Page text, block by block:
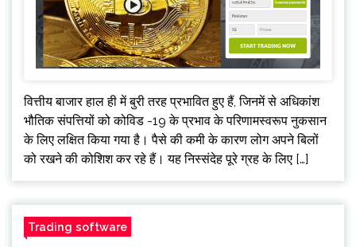
वित्तीय बाजार हाल ही में बुरी तरह प्रभावित हुए हैं, जिनमें से अधिकांश
भौतिक संपत्तियों को कोविड -19 के प्रभाव के परिणामस्वरूप नुकसान
के लिए लक्षित किया गया है। पैसे की कमी के कारण लोग अपने बिलों
को रखने की कोशिश कर रहे हैं। यह निस्संदेह पूरे ग्रह के लिए […]
Trading software